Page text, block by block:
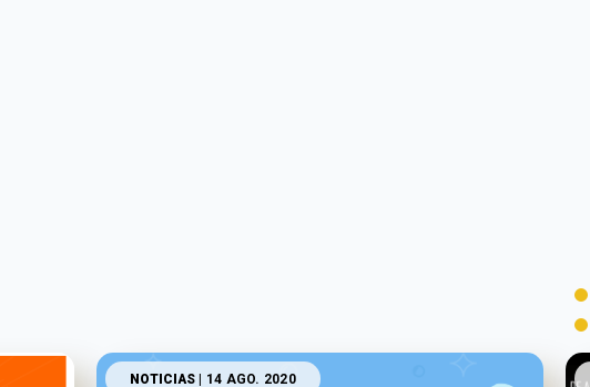
NOTICIAS | 14 AGO. 2020